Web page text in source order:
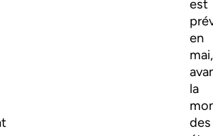
est
en
mai,
la
des